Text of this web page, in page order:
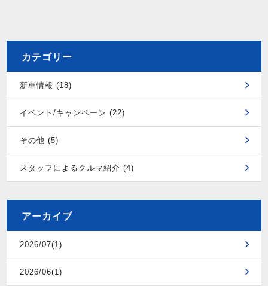
カテゴリー
新車情報 (18)
イベント/キャンペーン (22)
その他 (5)
スタッフによるクルマ紹介 (4)
アーカイブ
2026/07(1)
2026/06(1)